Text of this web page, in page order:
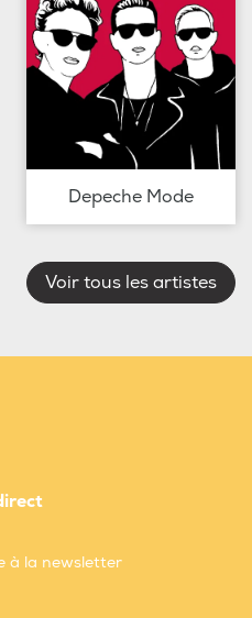
Depeche Mode
Voir tous les artistes
à la newsletter